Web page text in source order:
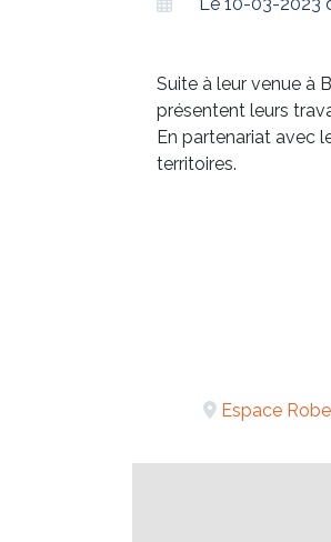
Suite à leur venue à
présentent leurs
En partenariat avec
territoires.
Espace